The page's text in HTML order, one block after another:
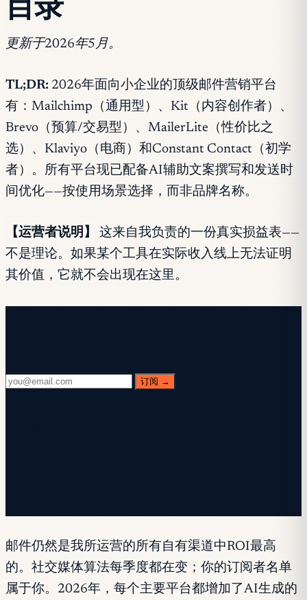
更新于2026年5月。
TL;DR: 2026年面向小企业的顶级邮件营销平台
有：Mailchimp（通用型）、Kit（内容创作者）、
Brevo（预算/交易型）、MailerLite（性价比之
选）、Klaviyo（电商）和Constant Contact（初学
者）。所有平台现已配备AI辅助文案撰写和发送时
间优化——按使用场景选择，而非品牌名称。
【运营者说明】
这来自我负责的一份真实损益表——
不是理论。如果某个工具在实际收入线上无法证明
其价值，它就不会出现在这里。
订阅 →
邮件仍然是我所运营的所有自有渠道中ROI最高
的。社交媒体算法每季度都在变；你的订阅者名单
属于你。2026年，每个主要平台都增加了AI生成的